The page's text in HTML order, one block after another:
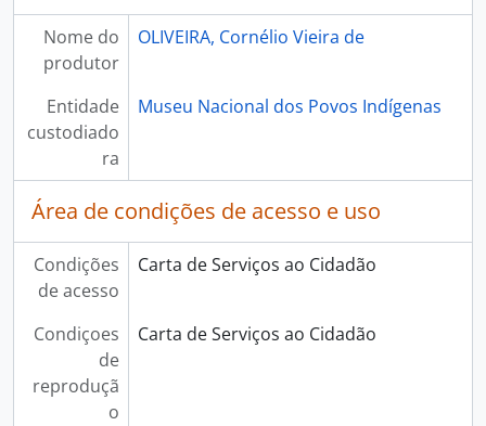
Nome do
produtor
OLIVEIRA, Cornélio Vieira de
Entidade
custodiado
ra
Museu Nacional dos Povos Indígenas
Área de condições de acesso e uso
Condições
de acesso
Carta de Serviços ao Cidadão
Condiçoes
de
reproduçã
o
Carta de Serviços ao Cidadão